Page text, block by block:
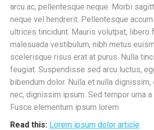
arcu ac, pellentesque neque. Morbi
neque vel hendrerit. Pellentesque
ultrices tincidunt. Mauris volutpat, libero
malesuada vestibulum, nibh metus
scelerisque risus erat at purus. Nulla
feugiat. Suspendisse sed arcu luctus,
bibendum dolor. Nulla et nulla
nec, dignissim ipsum. Sed tempor urna a
Fusce elementum ipsum lorem.
Read this: Lorem ipsum dolor article